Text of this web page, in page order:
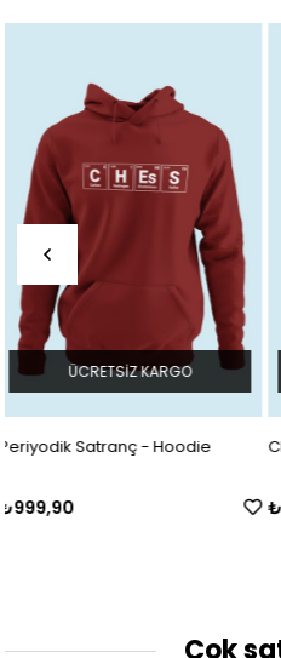
Choose Your Weapon
₺999,90
ÜCRETSIZ KARGO
Çok